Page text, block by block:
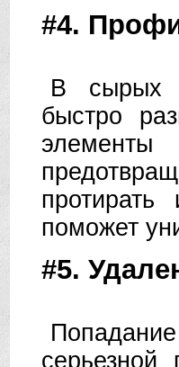
#4.
В сырых
быстро
поможет
#5.